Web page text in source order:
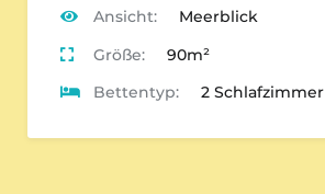
Ansicht:
Meerblick
Größe:
90m²
Bettentyp:
2 Schlafzimmer